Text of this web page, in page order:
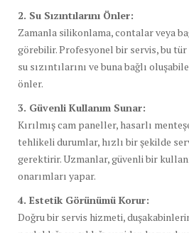
2. Su Sızıntılarını Önler:
Zamanla silikonlama, contalar veya
görebilir. Profesyonel bir servis, bu
su sızıntılarını ve buna bağlı
önler.
3. Güvenli Kullanım Sunar:
Kırılmış cam paneller, hasarlı
tehlikeli durumlar, hızlı bir şekilde
gerektirir. Uzmanlar, güvenli bir
onarımları yapar.
4. Estetik Görünümü Korur:
Doğru bir servis hizmeti,